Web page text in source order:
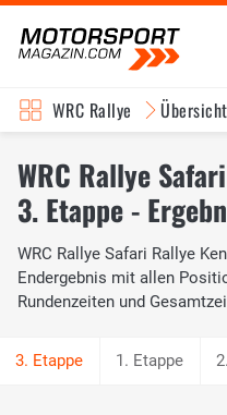
WRC Rallye Übersicht
WRC Rallye
3. Etappe -
WRC Rallye Safari Rallye
Endergebnis mit allen
Rundenzeiten und
1. Etappe